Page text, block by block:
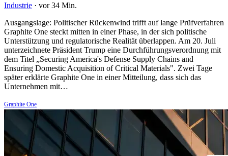
Industrie · vor 34 Min.
Ausgangslage: Politischer Rückenwind trifft auf lange Prüfverfahren
Graphite One steckt mitten in einer Phase, in der sich politische
Unterstützung und regulatorische Realität überlappen. Am 20. Juli
unterzeichnete Präsident Trump eine Durchführungsverordnung mit
dem Titel „Securing America's Defense Supply Chains and
Ensuring Domestic Acquisition of Critical Materials". Zwei Tage
später erklärte Graphite One in einer Mitteilung, dass sich das
Unternehmen mit…
Graphite One